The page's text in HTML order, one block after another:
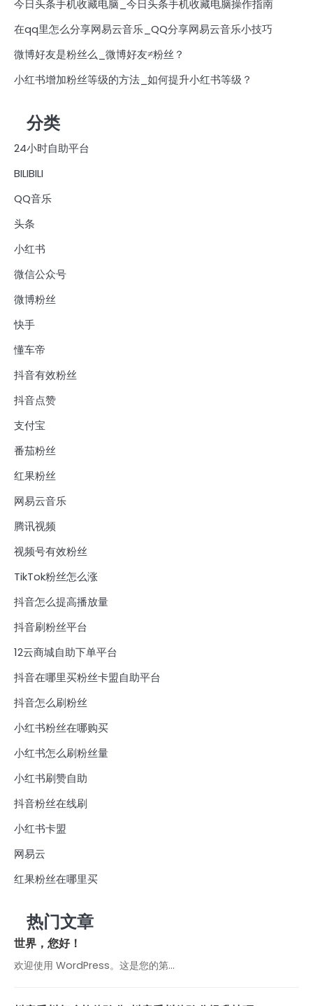
今日头条手机收藏电脑_今日头条手机收藏电脑操作指南
在qq里怎么分享网易云音乐_QQ分享网易云音乐小技巧
微博好友是粉丝么_微博好友≠粉丝？
小红书增加粉丝等级的方法_如何提升小红书等级？
分类
24小时自助平台
BILIBILI
QQ音乐
头条
小红书
微信公众号
微博粉丝
快手
懂车帝
抖音有效粉丝
抖音点赞
支付宝
番茄粉丝
红果粉丝
网易云音乐
腾讯视频
视频号有效粉丝
TikTok粉丝怎么涨
抖音怎么提高播放量
抖音刷粉丝平台
12云商城自助下单平台
抖音在哪里买粉丝卡盟自助平台
抖音怎么刷粉丝
小红书粉丝在哪购买
小红书怎么刷粉丝量
小红书刷赞自助
抖音粉丝在线刷
小红书卡盟
网易云
红果粉丝在哪里买
热门文章
世界，您好！
欢迎使用 WordPress。这是您的第…